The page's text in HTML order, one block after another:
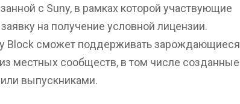
с Suny, в рамках которой участвующие
на получение условной лицензии.
Block сможет поддерживать зарождающиеся
местных сообществ, в том числе созданные
выпускниками.